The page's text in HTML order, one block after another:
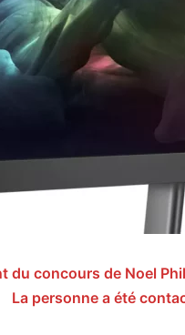
du concours de Noel
La personne a été